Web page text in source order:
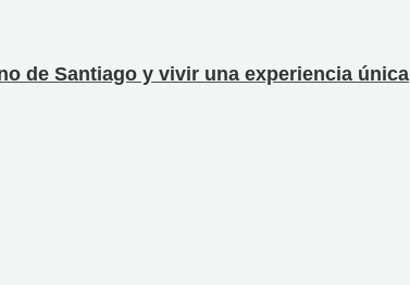
de Santiago y vivir una experiencia única